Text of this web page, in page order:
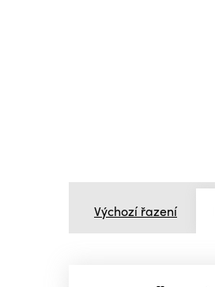
Výchozí řazení